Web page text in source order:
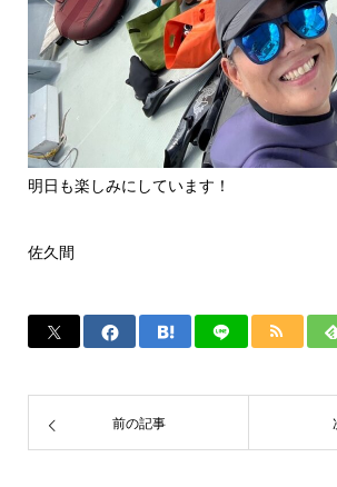
明日も楽しみにしています！
佐久間
前の記事